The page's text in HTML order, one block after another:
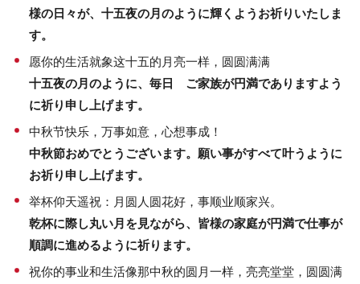
様の日々が、十五夜の月のように輝くようお祈りいたしま
す。
愿你的生活就象这十五的月亮一样，圆圆满满
十五夜の月のように、毎日 ご家族が円満でありますよう
に祈り申し上げます。
中秋节快乐，万事如意，心想事成！
中秋節おめでとうございます。願い事がすべて叶うように
お祈り申し上げます。
举杯仰天遥祝：月圆人圆花好，事顺业顺家兴。
乾杯に際し丸い月を見ながら、皆様の家庭が円満で仕事が
順調に進めるように祈ります。
祝你的事业和生活像那中秋的圆月一样，亮亮堂堂，圆圆满